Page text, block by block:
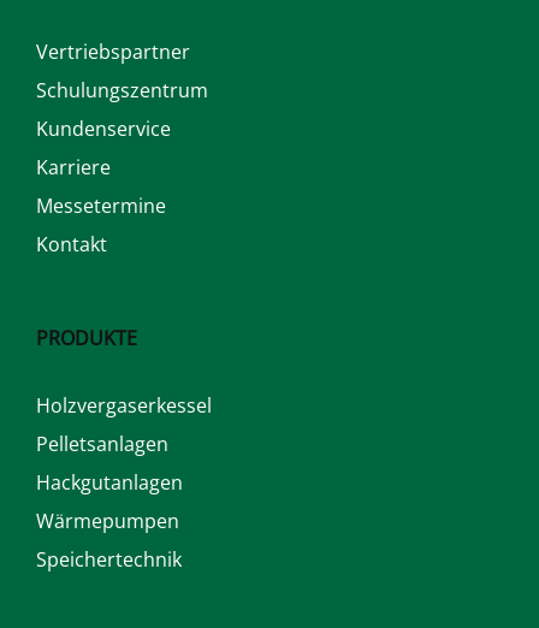
Vertriebspartner
Schulungszentrum
Kundenservice
Karriere
Messetermine
Kontakt
PRODUKTE
Holzvergaserkessel
Pelletsanlagen
Hackgutanlagen
Wärmepumpen
Speichertechnik